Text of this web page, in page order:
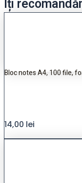
Îți
Bloc notes A4, 100 file,
14,00 lei